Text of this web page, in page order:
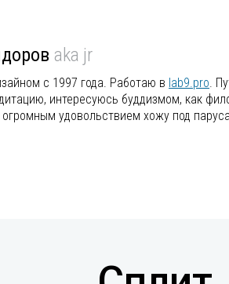
aka jr
с 1997 года. Работаю в lab9.pro.
интересуюсь буддизмом, как
удовольствием хожу под